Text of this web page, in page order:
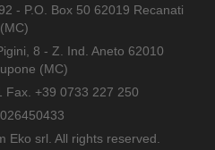
- P.O. Box 50 62019 Recanati
(MC)
8 - Z. Ind. Aneto 62010
(MC)
Fax. +39 0733 227 250
Eko srl. All rights reserved.